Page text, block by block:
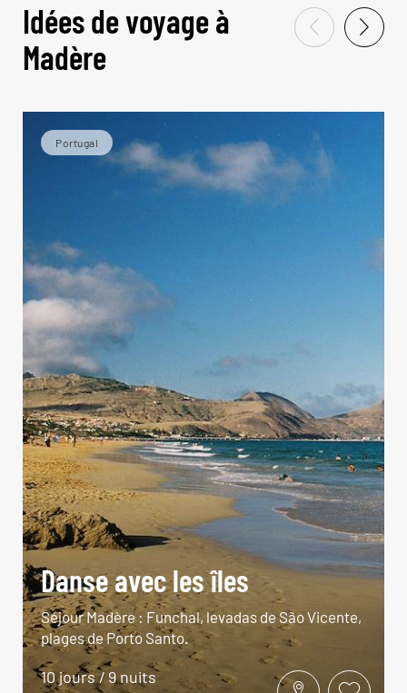
Idées de voyage à
Madère
Portugal
Danse avec les îles
Séjour Madère : Funchal, levadas de São Vicente,
plages de Porto Santo.
10 jours / 9 nuits